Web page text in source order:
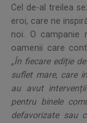
Cel de-al treilea
eroi, care ne
noi. O campanie
oamenii care
„În fiecare ediție
suflet mare, care
au avut
pentru binele
defavorizate sau